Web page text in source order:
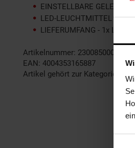
EINSTELLBARE
LED-LEUCHTMITTEL
LIEFERUMFANG - 1x
Artikelnummer: 2300850000
EAN: 4004353165887
Artikel gehört zur Kategorie: